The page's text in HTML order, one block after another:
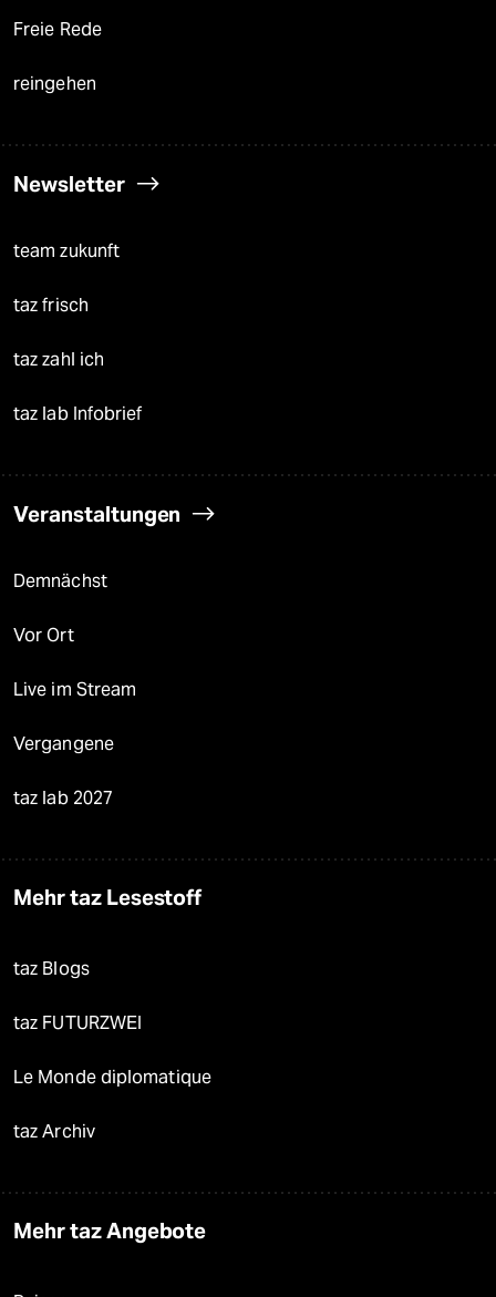
Freie Rede
reingehen
Newsletter
team zukunft
taz frisch
taz zahl ich
taz lab Infobrief
Veranstaltungen
Demnächst
Vor Ort
Live im Stream
Vergangene
taz lab 2027
Mehr taz Lesestoff
taz Blogs
taz FUTURZWEI
Le Monde diplomatique
taz Archiv
Mehr taz Angebote